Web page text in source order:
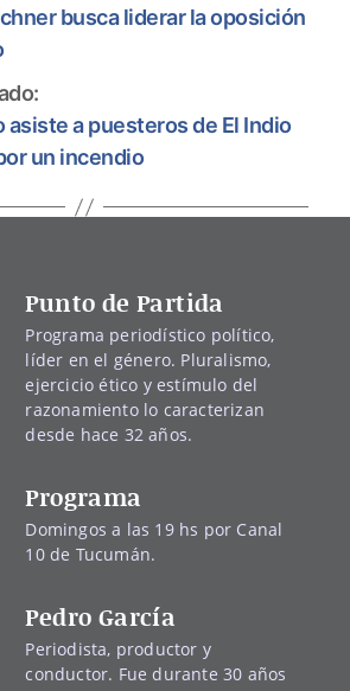
busca liderar la oposición
asiste a puesteros de El Indio
un incendio
Punto de Partida
Programa periodístico político,
líder en el género. Pluralismo,
ejercicio ético y estímulo del
razonamiento lo caracterizan
desde hace 32 años.
Programa
Domingos a las 19 hs por Canal
10 de Tucumán.
Pedro García
Periodista, productor y
conductor. Fue durante 30 años